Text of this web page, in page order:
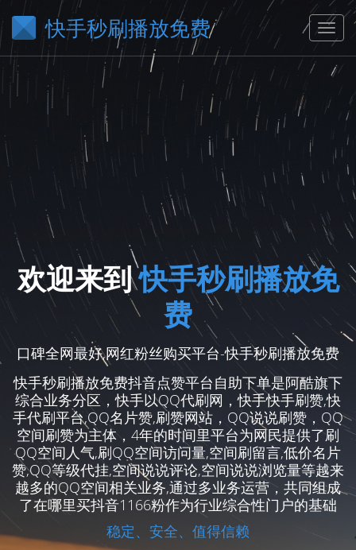
快手秒刷播放免费
欢迎来到快手秒刷播放免
费
口碑全网最好,网红粉丝购买平台-快手秒刷播放免费
快手秒刷播放免费抖音点赞平台自助下单是阿酷旗下
综合业务分区，快手以QQ代刷网，快手快手刷赞,快
手代刷平台,QQ名片赞,刷赞网站，QQ说说刷赞，QQ
空间刷赞为主体，4年的时间里平台为网民提供了刷
QQ空间人气,刷QQ空间访问量,空间刷留言,低价名片
赞,QQ等级代挂,空间说说评论,空间说说浏览量等越来
越多的QQ空间相关业务,通过多业务运营，共同组成
了在哪里买抖音1166粉作为行业综合性门户的基础
稳定、安全、值得信赖